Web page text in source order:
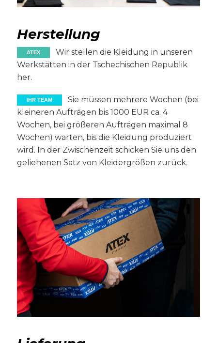
Herstellung
ATEX
Wir stellen die Kleidung in unseren
Werkstätten in der Tschechischen Republik
her.
IHR TEAM
Sie müssen mehrere Wochen (bei
kleineren Aufträgen bis 1000 EUR ca. 4
Wochen, bei größeren Aufträgen maximal 8
Wochen) warten, bis die Kleidung produziert
wird. In der Zwischenzeit schicken Sie uns den
geliehenen Satz von Kleidergrößen zurück.